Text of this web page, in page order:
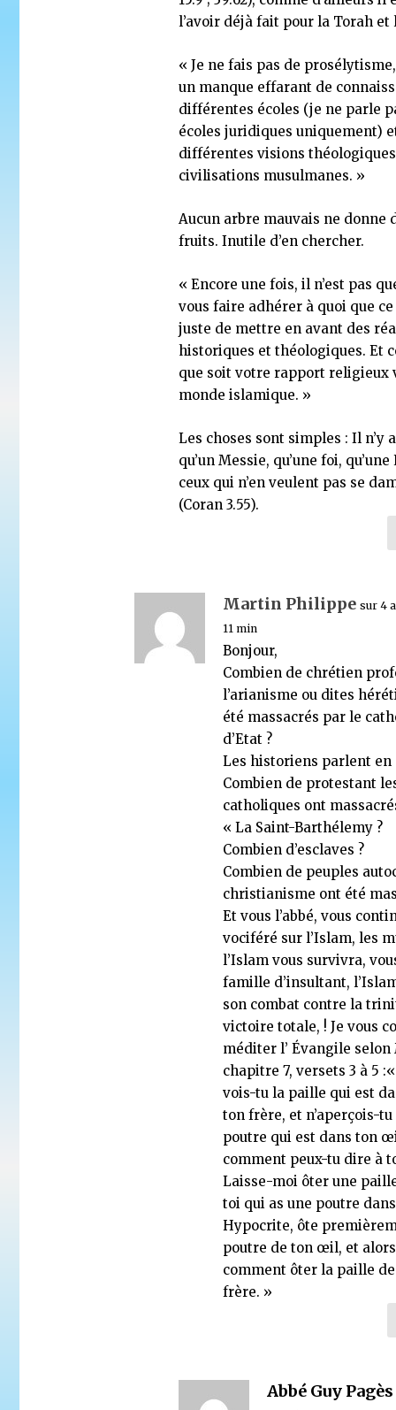
l’avoir déjà fait pour la Torah et
« Je ne fais pas de
un manque effarant de
différentes écoles (je ne parle
écoles juridiques uniquement)
différentes visions
civilisations musulmanes. »
Aucun arbre mauvais ne donne
fruits. Inutile d’en chercher.
« Encore une fois, il n’est pas
vous faire adhérer à quoi que
juste de mettre en avant des
historiques et théologiques. Et
que soit votre rapport religieux
monde islamique. »
Les choses sont simples : Il n’y
qu’un Messie, qu’une foi,
ceux qui n’en veulent pas se
(Coran 3.55).
Martin Philippe sur 4
11 min
Bonjour,
Combien de chrétien
l’arianisme ou dites
été massacrés par le
d’Etat ?
Les historiens parlent en
Combien de protestant
catholiques ont
« La Saint-Barthélemy ?
Combien d’esclaves ?
Combien de peuples
christianisme ont été
Et vous l’abbé, vous
vociféré sur l’Islam, les
l’Islam vous survivra,
famille d’insultant,
son combat contre la
victoire totale, ! Je vous
méditer l’ Évangile
chapitre 7, versets 3 à 5
vois-tu la paille qui est
ton frère, et n’aperçois-
poutre qui est dans ton
comment peux-tu dire à
Laisse-moi ôter une
toi qui as une poutre
Hypocrite, ôte
poutre de ton œil, et
comment ôter la paille
frère. »
Abbé Guy Pagès